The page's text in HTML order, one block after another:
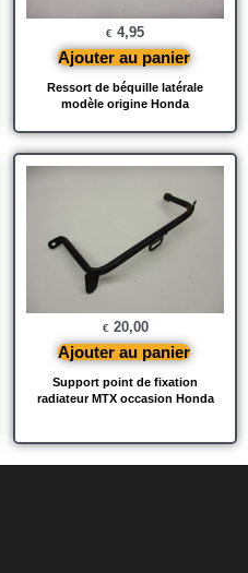
Ressort de béquille latérale
modèle origine Honda
€ 4,95
Ajouter au panier
Support point de fixation
radiateur MTX occasion Honda
€ 20,00
Ajouter au panier